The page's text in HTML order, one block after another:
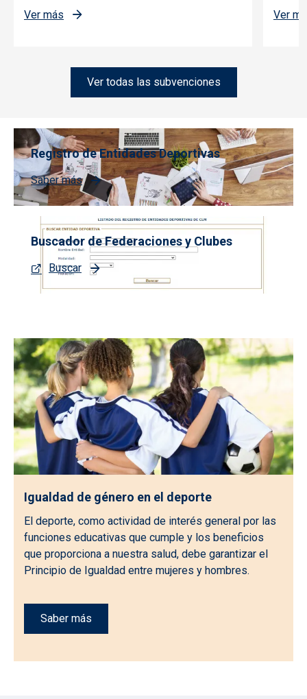
2024Ver más sobre Subvenciones para la organización yVer
Ver todas las subvenciones
Registro de Entidades Deportivas
Saber más
Buscador de Federaciones y Clubes
Buscar
Igualdad de género en el deporte
El deporte, como actividad de interés general por las
funciones educativas que cumple y los beneficios
que proporciona a nuestra salud, debe garantizar el
Principio de Igualdad entre mujeres y hombres.
Saber más